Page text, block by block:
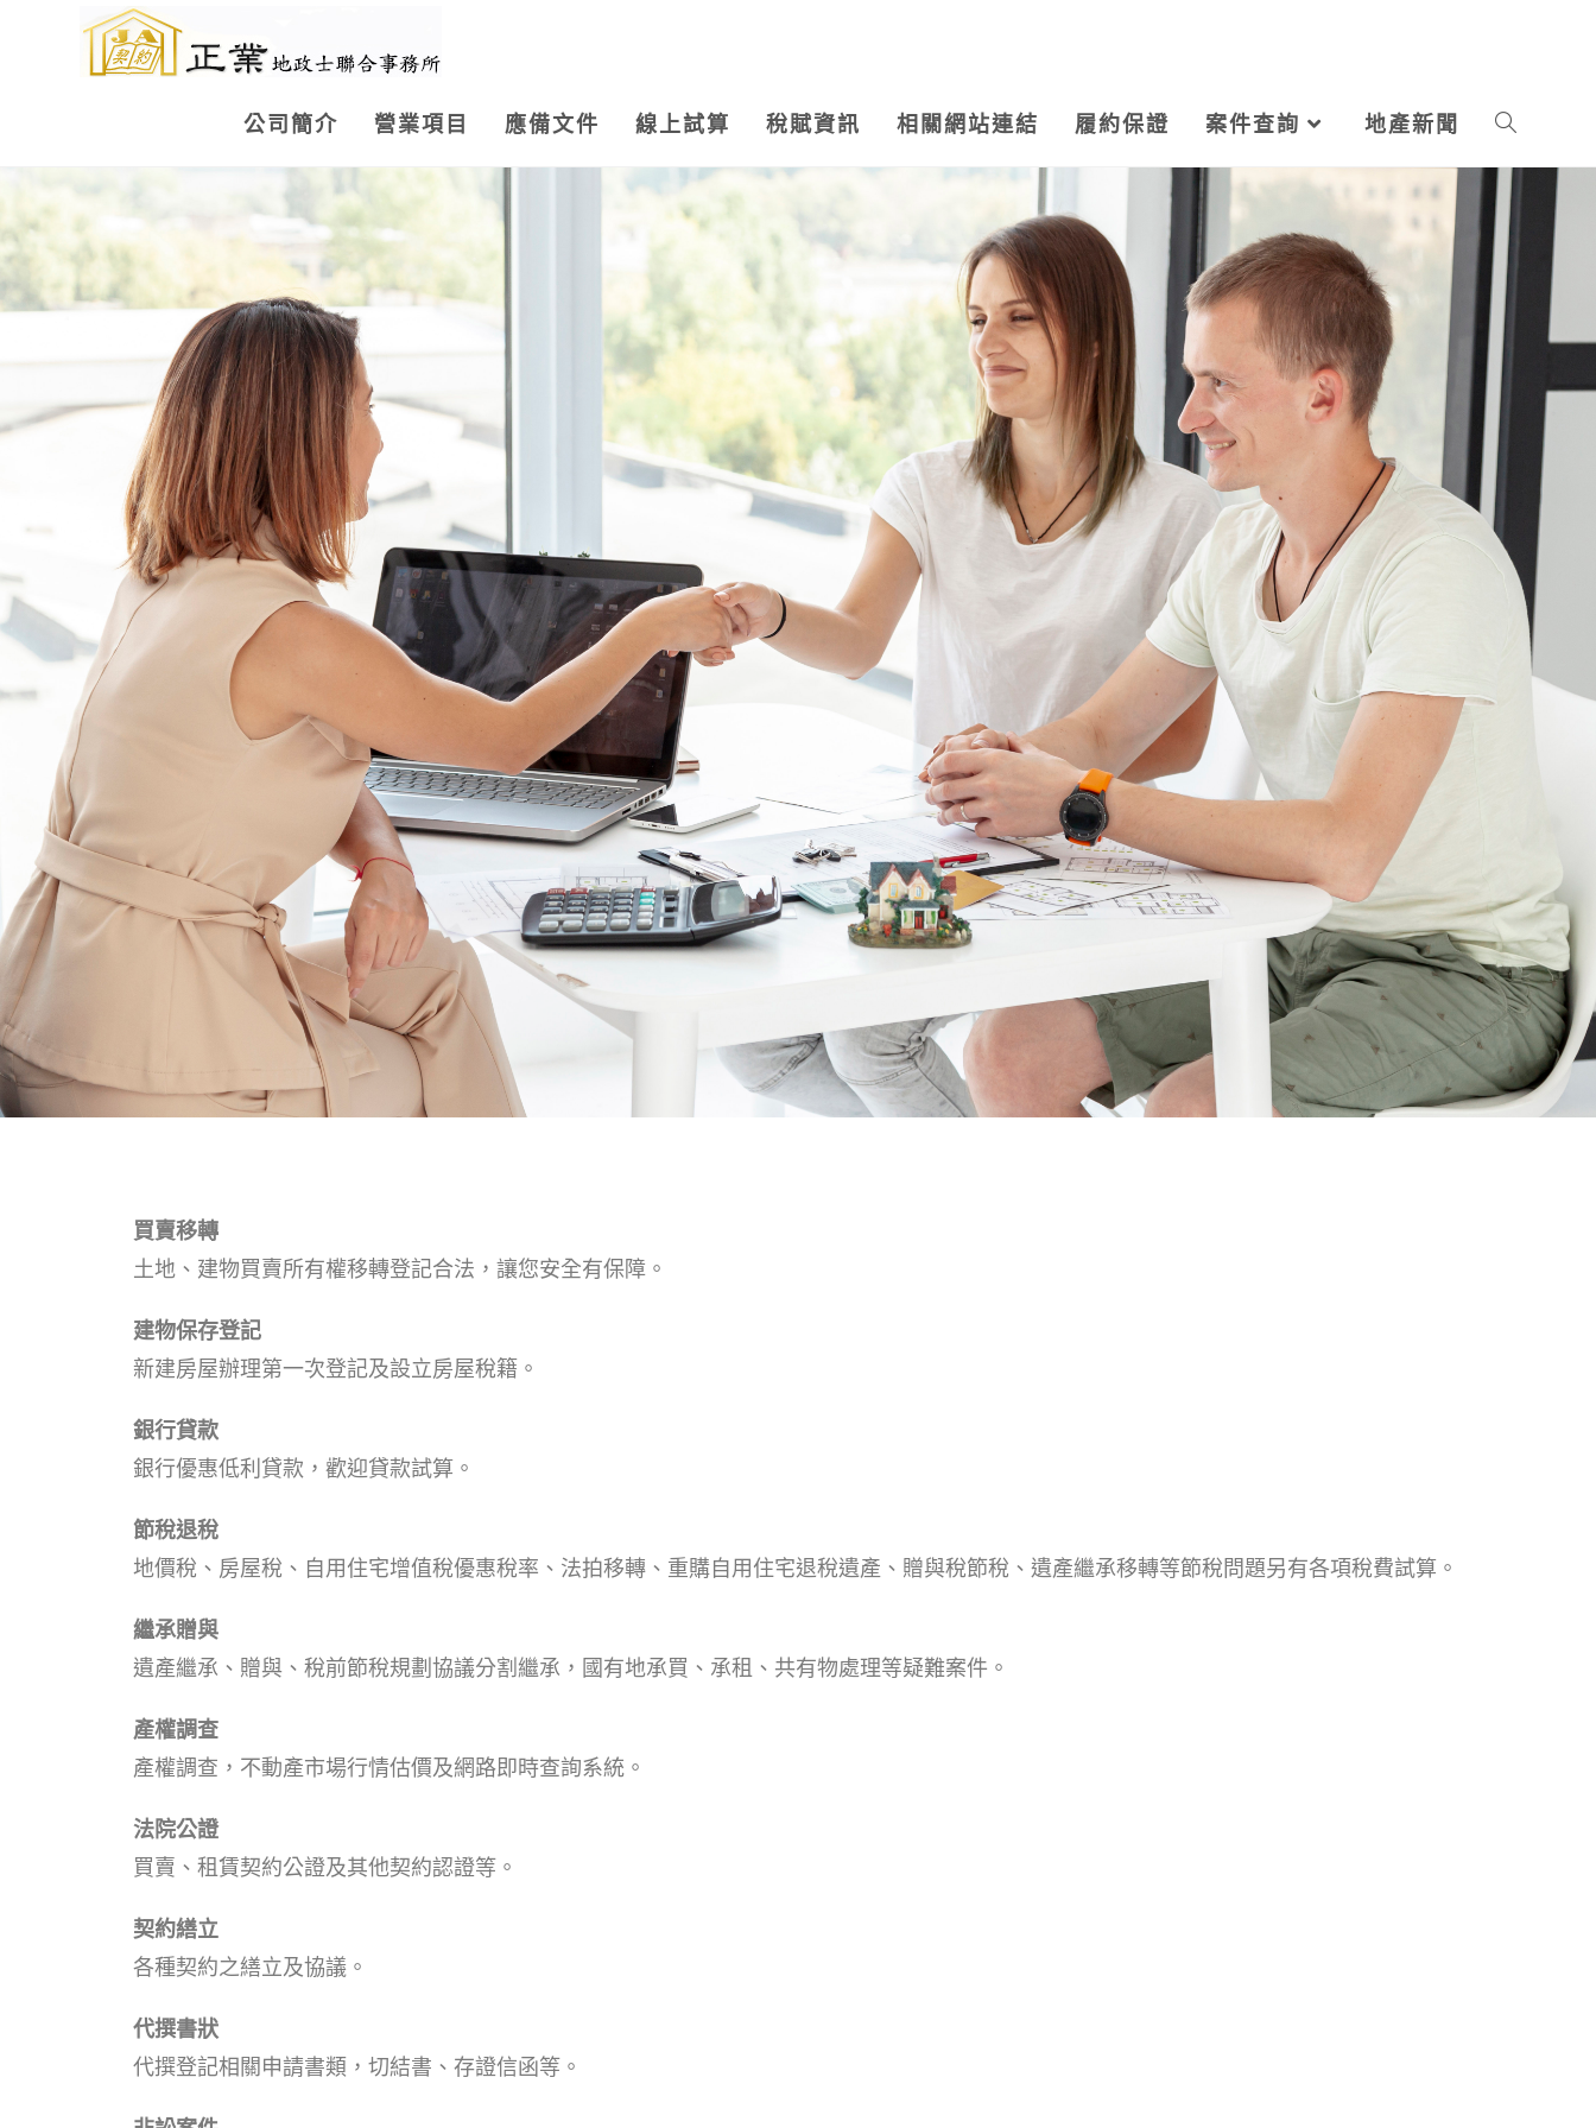
公司簡介 營業項目 應備文件 線上試算 稅賦資訊 相關網站連結 履約保證 案件查詢 地產新聞
買賣移轉
土地、建物買賣所有權移轉登記合法，讓您安全有保障。
建物保存登記
新建房屋辦理第一次登記及設立房屋稅籍。
銀行貸款
銀行優惠低利貸款，歡迎貸款試算。
節稅退稅
地價稅、房屋稅、自用住宅增值稅優惠稅率、法拍移轉、重購自用住宅退稅遺產、贈與稅節稅、遺產繼承移轉等節稅問題另有各項稅費試算。
繼承贈與
遺產繼承、贈與、稅前節稅規劃協議分割繼承，國有地承買、承租、共有物處理等疑難案件。
產權調查
產權調查，不動產市場行情估價及網路即時查詢系統。
法院公證
買賣、租賃契約公證及其他契約認證等。
契約繕立
各種契約之繕立及協議。
代撰書狀
代撰登記相關申請書類，切結書、存證信函等。